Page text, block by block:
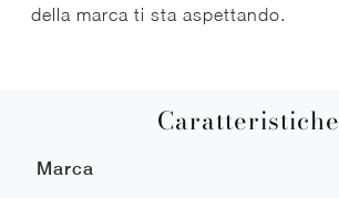
della marca ti sta aspettando.
Caratteristiche
Marca